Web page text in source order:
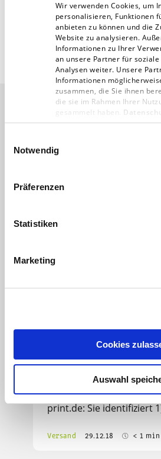
Wir verwenden Cookies, um
personalisieren, Funktionen
anbieten zu können und die
Website zu analysieren.
Informationen zu Ihrer
an unsere Partner für
Analysen weiter. Unsere
Informationen
zusammen, die Sie ihnen
die sie im Rahmen Ihrer
gesammelt haben.
Impressum
Notwendig
Präferenzen
Statistiken
Marketing
Cookies
Auswahl
Das könnte
interessieren
Über die wichtigsten drei
Technologietrends in der
Druckindustrie informiert
Böhringer in einem
print.de: Sie identifiziert
Versand 29.12.18 < 1 min